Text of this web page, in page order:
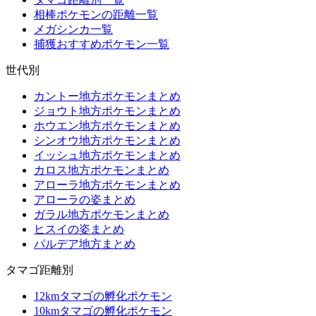
相棒ポケモンの距離一覧
メガシンカ一覧
捕獲おすすめポケモン一覧
世代別
カントー地方ポケモンまとめ
ジョウト地方ポケモンまとめ
ホウエン地方ポケモンまとめ
シンオウ地方ポケモンまとめ
イッシュ地方ポケモンまとめ
カロス地方ポケモンまとめ
アローラ地方ポケモンまとめ
アローラの姿まとめ
ガラル地方ポケモンまとめ
ヒスイの姿まとめ
パルデア地方まとめ
タマゴ距離別
12kmタマゴの孵化ポケモン
10kmタマゴの孵化ポケモン